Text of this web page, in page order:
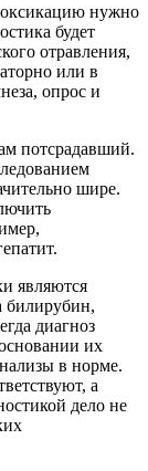
нужно
будет
отравления,
или в
опрос и
потсрадавший.
шире.
являются
билирубин,
диагноз
их
в норме.
а
дело не